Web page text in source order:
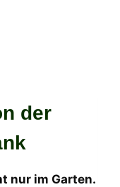
der
nur im Garten.